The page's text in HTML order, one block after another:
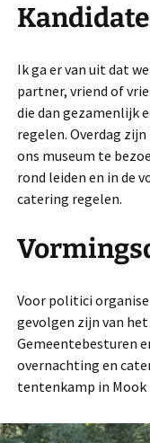
Ik ga er van uit dat
partner, vriend of
die dan gezamenlijk
regelen. Overdag
ons museum te
rond leiden en in de
catering regelen.
Voor politici
gevolgen zijn van
Gemeentebesturen
overnachting en
tentenkamp in Mook